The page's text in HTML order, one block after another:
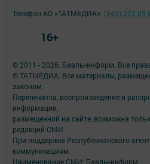
© 2011 - 2026. Бавлы-информ. Все
© ТАТМЕДИА. Все материалы,
законом.
Перепечатка, воспроизведение и
информации,
размещенной на сайте, возможна
редакций СМИ.
При поддержке Республиканского
коммуникациям.
Наименование СМИ: Бавлы-информ
Телефон АО «ТАТМЕДИА»: (843) 222 09
16+